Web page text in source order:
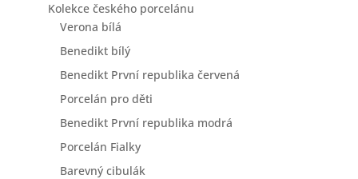
Kolekce českého porcelánu
Verona bílá
Benedikt bílý
Benedikt První republika červená
Porcelán pro děti
Benedikt První republika modrá
Porcelán Fialky
Barevný cibulák